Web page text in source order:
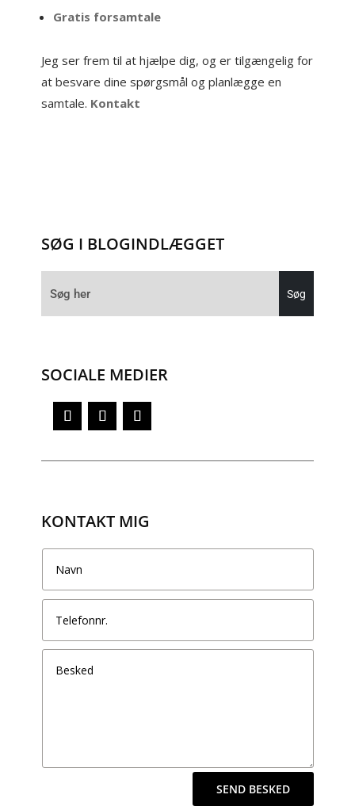
Gratis forsamtale
Jeg ser frem til at hjælpe dig, og er tilgængelig for
at besvare dine spørgsmål og planlægge en
samtale. Kontakt
SØG I BLOGINDLÆGGET
SOCIALE MEDIER
KONTAKT MIG
SEND BESKED